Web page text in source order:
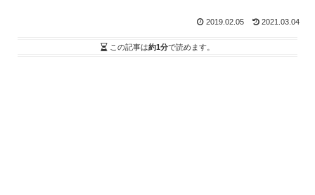
2019.02.05 2021.03.04
この記事は約1分で読めます。